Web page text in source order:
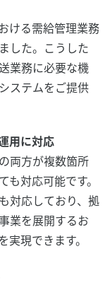
ける需給管理業務
した。こうした
業務に必要な機
ステムをご提供
用に対応
両方が複数箇所
対応可能です。
対応しており、拠
業を展開するお
現できます。